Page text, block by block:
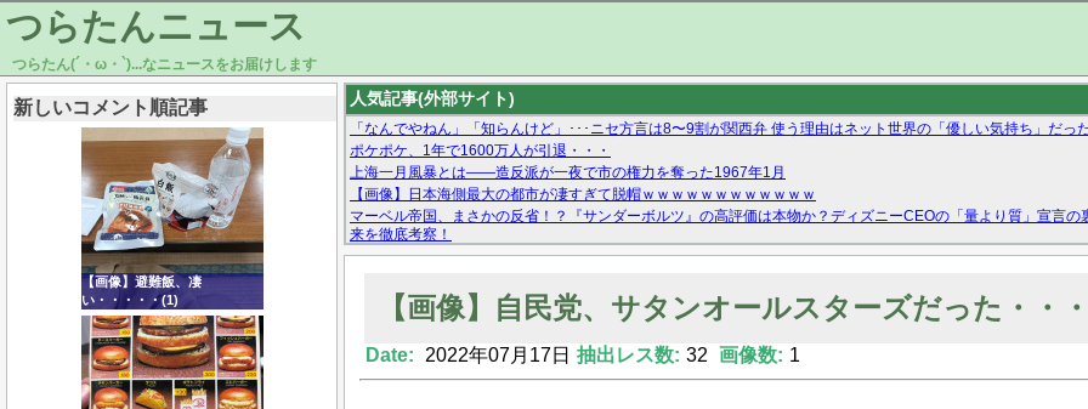
つらたんニュース
つらたん(´・ω・`)...なニュースをお届けします
新しいコメント順記事
【画像】避難飯、凄
い・・・・・(1)
人気記事(外部サイト)
「なんでやねん」「知らんけど」･･･ニセ方言は8〜9割が関西弁 使う理由はネット世界の「優しい気持ち」だっ
ポケポケ、1年で1600万人が引退・・・
上海一月風暴とは——造反派が一夜で市の権力を奪った1967年1月
【画像】日本海側最大の都市が凄すぎて脱帽ｗｗｗｗｗｗｗｗｗｗｗｗ
マーベル帝国、まさかの反省！？『サンダーボルツ』の高評価は本物か？ディズニーCEOの「量より質」宣言
来を徹底考察！
【モー娘。石田亜佑美】ファーストテイク出演も新規獲得ならず？北川莉央が1位に
【画像】自民党、サタンオールスターズだった・・・
Date: 2022年07月17日 抽出レス数: 32 画像数: 1